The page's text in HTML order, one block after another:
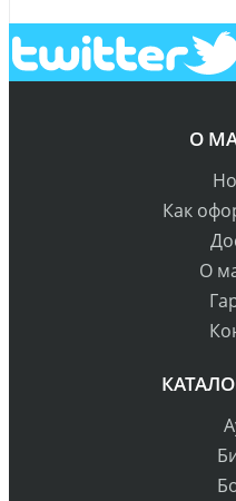
О
Как
О